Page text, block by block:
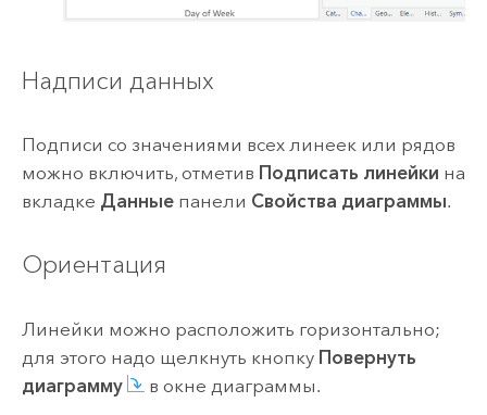
Надписи данных
Подписи со значениями всех линеек или рядов
можно включить, отметив Подписать линейки на
вкладке Данныепанели Свойства диаграммы.
Ориентация
Линейки можно расположить горизонтально;
для этого надо щелкнуть кнопку Повернуть
диаграмму
в окне диаграммы.